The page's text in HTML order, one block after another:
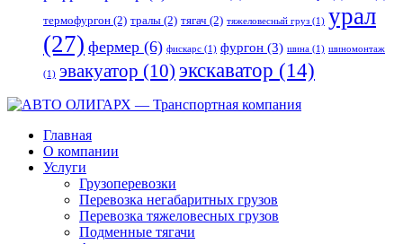
термофургон (2) тралы (2) тягач (2) тяжеловесный груз (1) урал
(27) фермер (6) фискарс (1) фургон (3) шина (1) шиномонтаж
(1) эвакуатор (10) экскаватор (14)
Главная
О компании
Услуги
Грузоперевозки
Перевозка негабаритных грузов
Перевозка тяжеловесных грузов
Подменные тягачи